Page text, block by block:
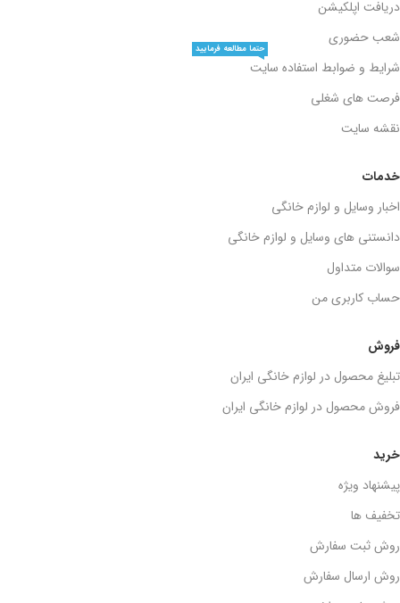
خرید
پیشنهاد ویژه
تخفیف ها
روش ثبت سفارش
روش ارسال سفارش
فروش
تبلیغ محصول در لوازم خانگی ایران
فروش محصول در لوازم خانگی ایران
خدمات
اخبار وسایل و لوازم خانگی
دانستنی های وسایل و لوازم خانگی
سوالات متداول
حساب کاربری من
دریافت اپلکیشن
شعب حضوری
شرایط و ضوابط استفاده سایت
حتما مطالعه فرمایید
فرصت های شغلی
نقشه سایت